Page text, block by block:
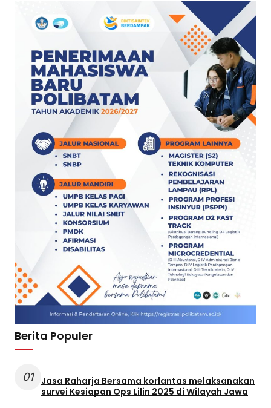
Berita Populer
01
Jasa Raharja Bersama korlantas melaksanakan
survei Kesiapan Ops Lilin 2025 di Wilayah Jawa